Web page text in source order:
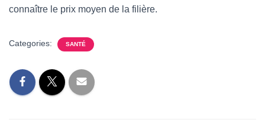
connaître le prix moyen de la filière.
Categories: SANTÉ